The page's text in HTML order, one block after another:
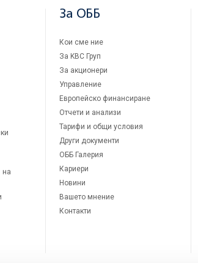
на
За ОББ
Кои сме ние
За KBC Груп
За акционери
Управление
Европейско финансиране
Отчети и анализи
Тарифи и общи условия
Други документи
ОББ Галерия
Кариери
Новини
Вашето мнение
Контакти